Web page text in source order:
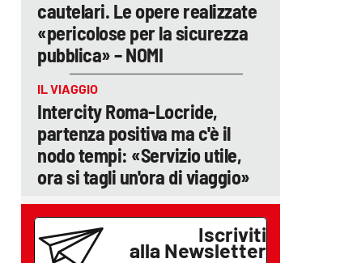
cautelari. Le opere realizzate
«pericolose per la sicurezza
pubblica» – NOMI
IL VIAGGIO
Intercity Roma-Locride,
partenza positiva ma c'è il
nodo tempi: «Servizio utile,
ora si tagli un'ora di viaggio»
Iscriviti
alla Newsletter